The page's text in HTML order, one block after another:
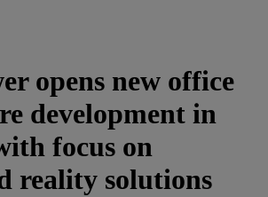
opens new office
development in
focus on
reality solutions